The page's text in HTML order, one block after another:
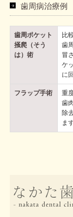
歯周病治療例
歯周ポケット
掻爬（そう
は）術
比
歯
冒
ケ
に
フラップ手術
重
歯
除
ま